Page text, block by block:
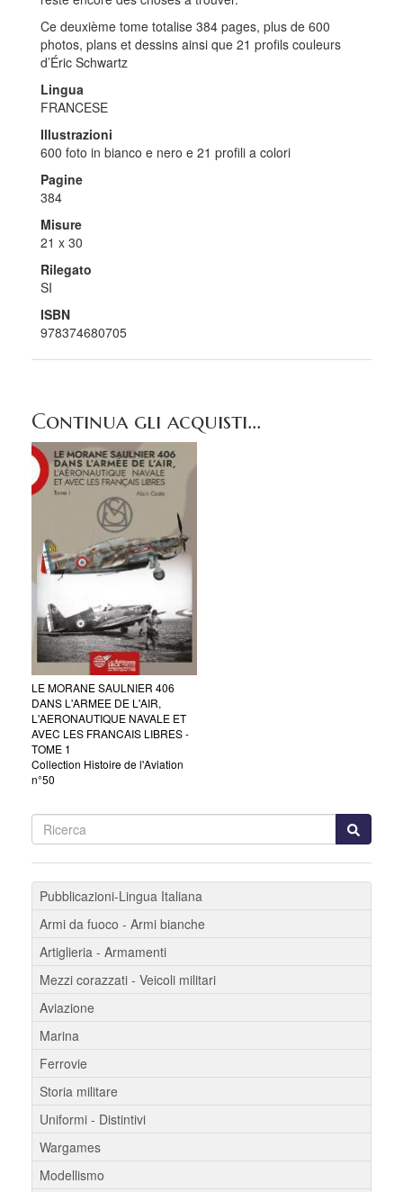
Ce deuxième tome totalise 384 pages, plus de 600
photos, plans et dessins ainsi que 21 profils couleurs
d’Éric Schwartz
Lingua
FRANCESE
Illustrazioni
600 foto in bianco e nero e 21 profili a colori
Pagine
384
Misure
21 x 30
Rilegato
SI
ISBN
978374680705
Continua gli acquisti...
LE MORANE SAULNIER 406
DANS L'ARMEE DE L'AIR,
L'AERONAUTIQUE NAVALE ET
AVEC LES FRANCAIS LIBRES -
TOME 1
Collection Histoire de l'Aviation
n°50
Pubblicazioni-Lingua Italiana
Armi da fuoco - Armi bianche
Artiglieria - Armamenti
Mezzi corazzati - Veicoli militari
Aviazione
Marina
Ferrovie
Storia militare
Uniformi - Distintivi
Wargames
Modellismo